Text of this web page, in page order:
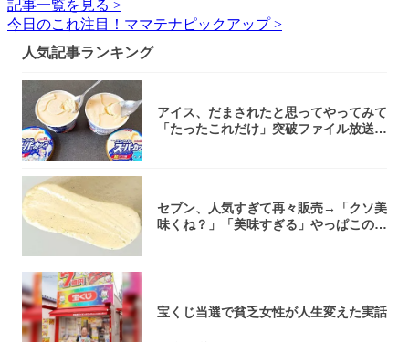
記事一覧を見る >
今日のこれ注目！ママテナピックアップ >
人気記事ランキング
アイス、だまされたと思ってやってみて
「たったこれだけ」突破ファイル放送で
セブン、人気すぎて再々販売→「クソ美
味くね？」「美味すぎる」やっぱこのク
宝くじ当選で貧乏女性が人生変えた実話